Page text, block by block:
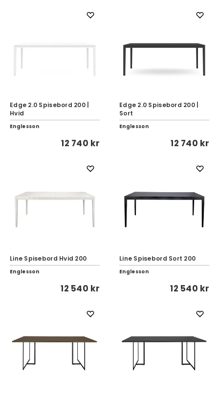
Edge 2.0 Spisebord 200 |
Hvid
Englesson
12 740 kr
Edge 2.0 Spisebord 200 |
Sort
Englesson
12 740 kr
Line Spisebord Hvid 200
Englesson
12 540 kr
Line Spisebord Sort 200
Englesson
12 540 kr